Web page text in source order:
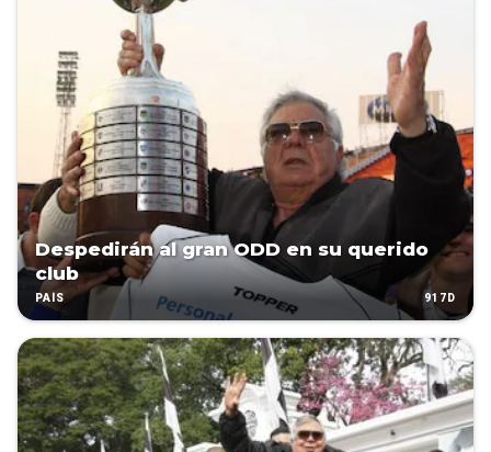
Despedirán al gran ODD en su querido
club
PAÍS 917D